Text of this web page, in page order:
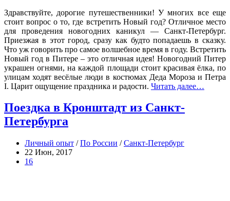
Здравствуйте, дорогие путешественники! У многих все еще
стоит вопрос о то, где встретить Новый год? Отличное место
для проведения новогодних каникул — Санкт-Петербург.
Приезжая в этот город, сразу как будто попадаешь в сказку.
Что уж говорить про самое волшебное время в году. Встретить
Новый год в Питере – это отличная идея! Новогодний Питер
украшен огнями, на каждой площади стоит красивая ёлка, по
улицам ходят весёлые люди в костюмах Деда Мороза и Петра
I. Царит ощущение праздника и радости. Читать далее…
Поездка в Кронштадт из Санкт-
Петербурга
Личный опыт /По России /Санкт-Петербург
22 Июн, 2017
16